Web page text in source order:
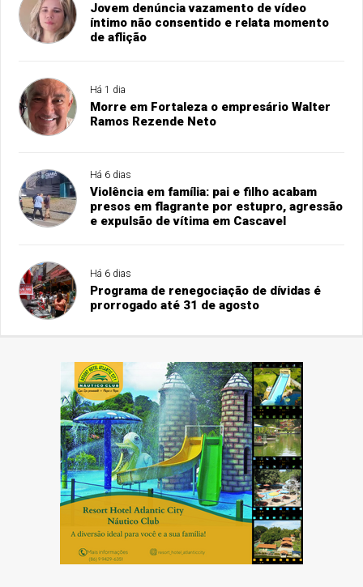
Jovem denúncia vazamento de vídeo
íntimo não consentido e relata momento
de aflição
Há 1 dia
Morre em Fortaleza o empresário Walter
Ramos Rezende Neto
Há 6 dias
Violência em família: pai e filho acabam
presos em flagrante por estupro, agressão
e expulsão de vítima em Cascavel
Há 6 dias
Programa de renegociação de dívidas é
prorrogado até 31 de agosto